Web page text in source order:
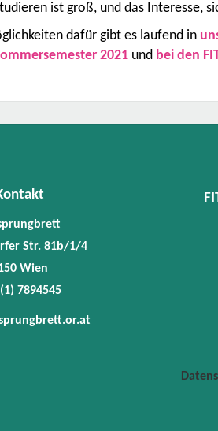
ist groß, und das Interesse,
dafür gibt es laufend in
2021 und bei den
Str. 81b/1/4
Wien
7894545